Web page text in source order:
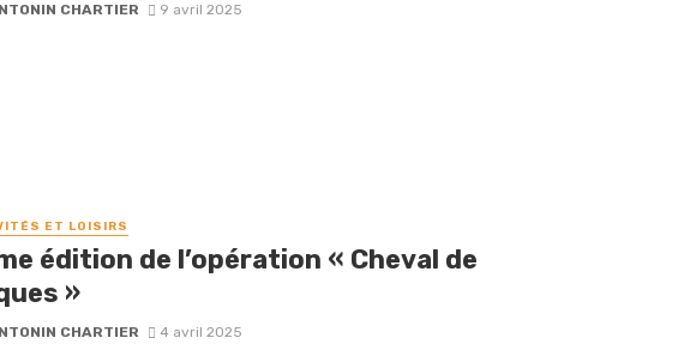
CHARTIER 9 avril 2025
ET LOISIRS
édition de l’opération « Cheval de
»
CHARTIER 4 avril 2025